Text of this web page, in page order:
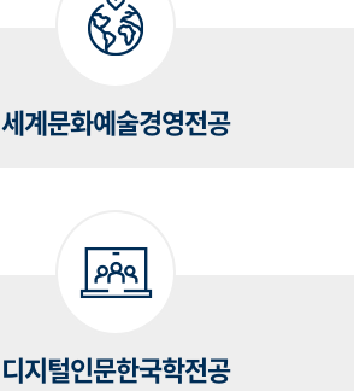
세계문화예술경영전공
디지털인문한국학전공